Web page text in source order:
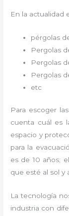
En la actualidad
pérgolas
Pergolas
Pergolas
Pergolas
etc
Para escoger las
cuenta cuál es
espacio y
para la
es de 10 años;
que esté al sol y
La tecnología
industria con